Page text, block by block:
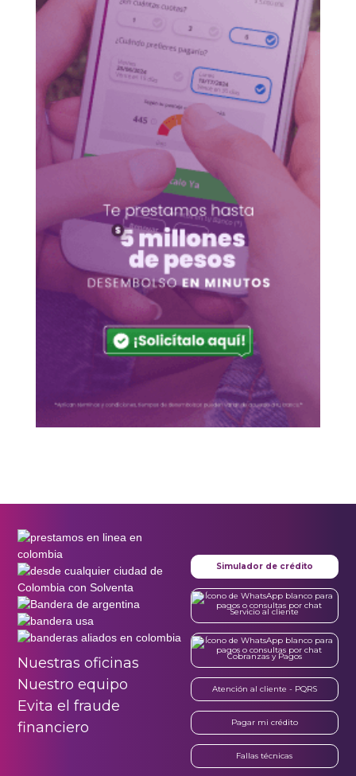
Nuestras oficinas
Nuestro equipo
Evita el fraude
financiero
Simulador de crédito
Servicio al cliente
Cobranzas y Pagos
Atención al cliente - PQRS
Pagar mi crédito
Fallas técnicas